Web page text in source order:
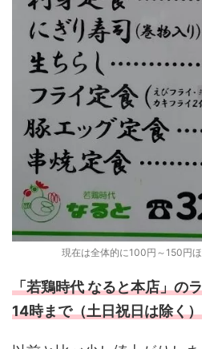
現在は全体的に100円～150円
「若鶏時代 なると本店」の
14時まで（土日祝日は除く）